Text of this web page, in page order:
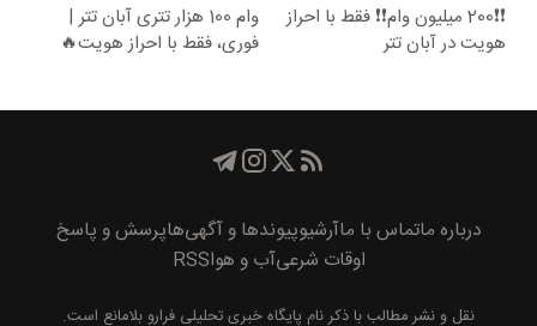
❗❗200 میلیون وام❗❗ فقط با احراز
هویت در آبان تتر
وام 100 هزار تتری آبان تتر |
فوری، فقط با احراز هویت🔥
درباره ماتماس با ماآرشیوپیوند‌ها و آگهی‌هاپرسش و پاسخ
اوقات شرعیآب و هواRSS
نقل و نشر مطالب با ذکر نام پايگاه خبری تحليلی فرارو بلامانع است.